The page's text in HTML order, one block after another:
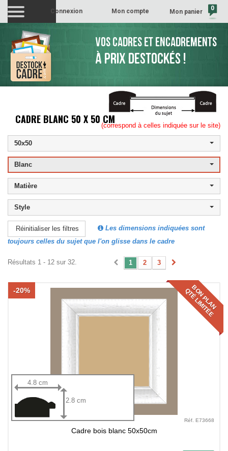
Mon panier 0
Mon compte
Connexion
VOS CADRES ET ENCADREMENTS
À PRIX DESTOCKÉS !
CADRE BLANC 50 X 50 CM(correspond à celles indiquée sur le site)
50x50
Blanc
Matière
Style
Réinitialiser les filtres
Les dimensions indiquées sont
toujours celles du sujet que l'on glisse dans le cadre
1 2 3
Résultats 1 - 12 sur 32.
4.8 cm
2.8 cm
Réf. E73668
BON PLAN
QTÉ LIMITÉE
-20%
Cadre bois blanc 50x50cm